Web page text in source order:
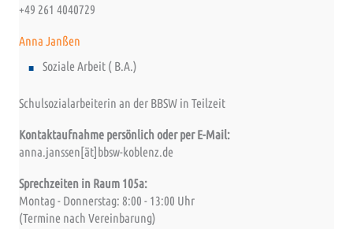
+49 261 4040729
Anna Janßen
Soziale Arbeit ( B.A.)
Schulsozialarbeiterin an der BBSW in Teilzeit
Kontaktaufnahme persönlich oder per E-Mail:
anna.janssen[ät]bbsw-koblenz.de
Sprechzeiten in Raum 105a:
Montag - Donnerstag: 8:00 - 13:00 Uhr
(Termine nach Vereinbarung)